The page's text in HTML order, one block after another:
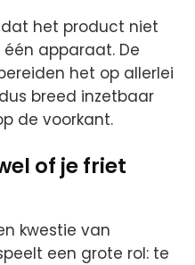
het product niet
apparaat. De
het op allerlei
breed inzetbaar
de voorkant.
of je friet
kwestie van
een grote rol: te